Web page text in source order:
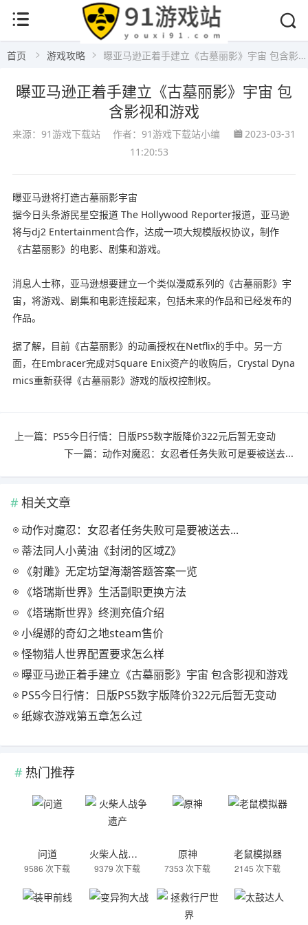
首页 游戏攻略 曝亚马逊正着手建立《古墓丽影》宇宙 包含影视和游戏
曝亚马逊正着手建立《古墓丽影》宇宙 包
含影视和游戏
来源：91游戏下载站 作者：91游戏下载站小编
2023-03-31
11:20:53
曝亚马逊将打造古墓丽影宇宙
据今日头条游民星空报道 The Hollywood Reporter报道，亚马逊
将与dj2 Entertainment合作，达成一项大规模版权协议，制作
《古墓丽影》的电影、剧集和游戏。
消息人士称，亚马逊想要建立一个类似漫威系列的《古墓丽影》宇
宙，将游戏、剧集和电影连接起来，包括未来的作品和已经发布的
作品。
据了解，目前《古墓丽影》的动画授权在Netflix的手中。另一方
面，在Embracer完成对Square Enix资产的收购后，Crystal Dyna
mics重新获得《古墓丽影》游戏的版权控制权。
上一篇： PS5今日行情：日版PS5数字版降价322元后暂无变动
下一篇： 动作对魔忍：女忍者任务失败可是要被送去...
相关文章
动作对魔忍：女忍者任务失败可是要被送去...
蒂法同人小黄油《封闭的区域Z》
《射雕》无定坊望海潮答题答案一览
《塔瑞斯世界》生活副职更换方法
《塔瑞斯世界》终测充值介绍
小缇娜的奇幻之地steam售价
怪物猎人世界配置要求怎么样
曝亚马逊正着手建立《古墓丽影》宇宙 包含影视和游戏
PS5今日行情：日版PS5数字版降价322元后暂无变动
纸嫁衣游戏第五章怎么过
热门推荐
问道
9586 次下载
火柴人战争遗产
9379 次下载
原神
7353 次下载
老鼠模拟器
2145 次下载